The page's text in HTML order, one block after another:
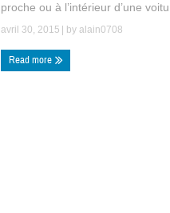
proche ou à l’intérieur d’une
avril 30, 2015 | by alain0708
Read more